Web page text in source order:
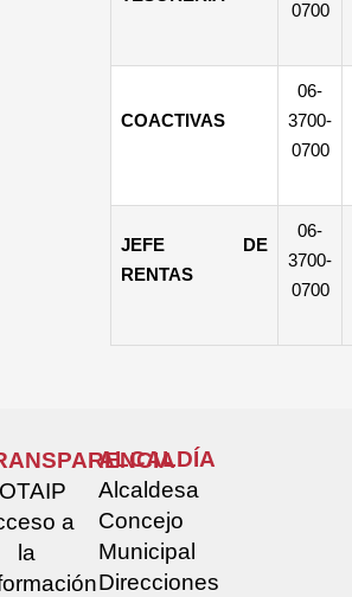
0700
COACTIVAS
06-
3700-
0700
JEFE DE
RENTAS
06-
3700-
0700
a
la
ALCALDÍA
Alcaldesa
Concejo
Municipal
Direcciones